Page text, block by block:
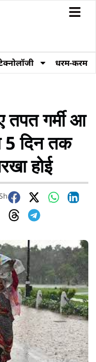
धरम-करम
तपत गर्मी आ
5 दिन तक
होई